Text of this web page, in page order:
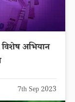
अभियान
7th Sep 2023